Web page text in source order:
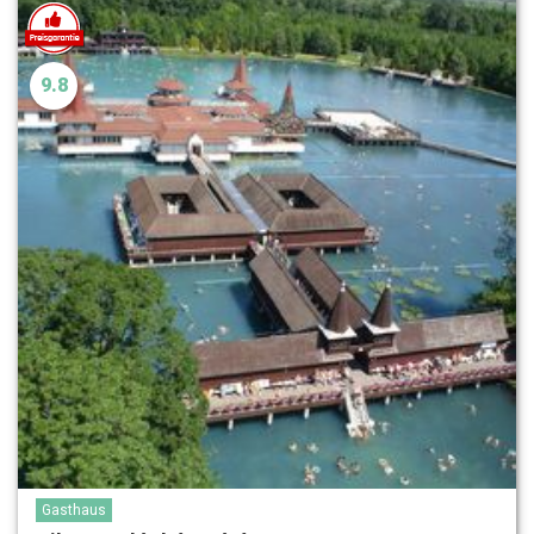
9.8
Gasthaus